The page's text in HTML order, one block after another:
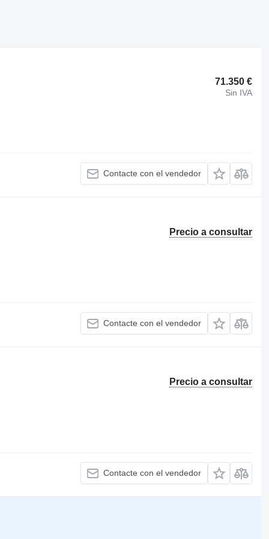
71.350 €
Sin IVA
Contacte con el vendedor
Precio a consultar
Contacte con el vendedor
Precio a consultar
Contacte con el vendedor